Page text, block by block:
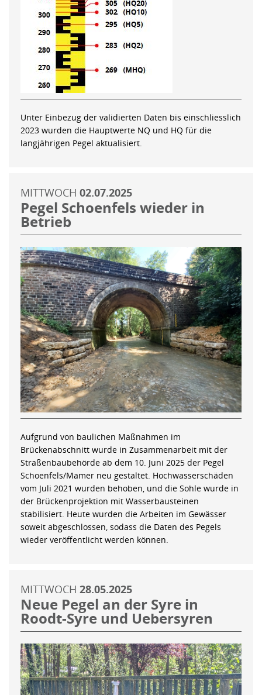
Unter Einbezug der validierten Daten bis einschliesslich
2023 wurden die Hauptwerte NQ und HQ für die
langjährigen Pegel aktualisiert.
MITTWOCH 02.07.2025
Pegel Schoenfels wieder in
Betrieb
Aufgrund von baulichen Maßnahmen im
Brückenabschnitt wurde in Zusammenarbeit mit der
Straßenbaubehörde ab dem 10. Juni 2025 der Pegel
Schoenfels/Mamer neu gestaltet. Hochwasserschäden
vom Juli 2021 wurden behoben, und die Sohle wurde in
der Brückenprojektion mit Wasserbausteinen
stabilisiert. Heute wurden die Arbeiten im Gewässer
soweit abgeschlossen, sodass die Daten des Pegels
wieder veröffentlicht werden können.
MITTWOCH 28.05.2025
Neue Pegel an der Syre in
Roodt-Syre und Uebersyren